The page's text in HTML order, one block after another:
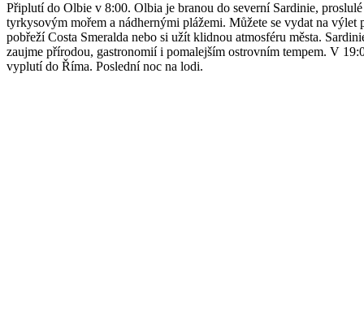
Připlutí do Olbie v 8:00. Olbia je branou do severní Sardinie, proslulé
tyrkysovým mořem a nádhernými plážemi. Můžete se vydat na výlet
pobřeží Costa Smeralda nebo si užít klidnou atmosféru města.
zaujme přírodou, gastronomií i pomalejším ostrovním tempem. V
vyplutí do Říma. Poslední noc na lodi.